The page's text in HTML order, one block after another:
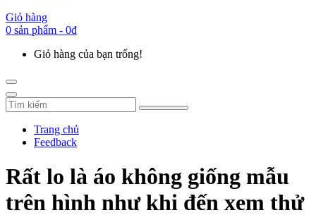
Giỏ hàng
0 sản phẩm - 0đ
Giỏ hàng của bạn trống!
Trang chủ
Feedback
Rất lo là áo không giống mẫu
trên hình như khi đến xem thử